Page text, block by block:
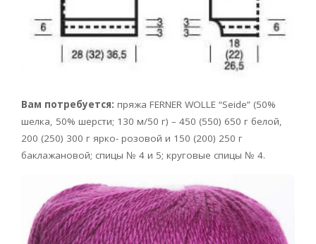
Вам потребуется: пряжа FERNER WOLLE “Seide” (50%
шелка, 50% шерсти; 130 м/50 г) – 450 (550) 650 г белой,
200 (250) 300 г ярко- розовой и 150 (200) 250 г
баклажановой; спицы № 4 и 5; круговые спицы № 4.